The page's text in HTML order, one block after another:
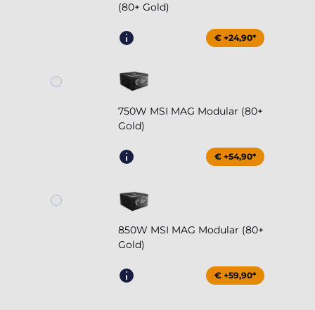
(80+ Gold)
€ +24,90*
750W MSI MAG Modular (80+
Gold)
€ +54,90*
850W MSI MAG Modular (80+
Gold)
€ +59,90*